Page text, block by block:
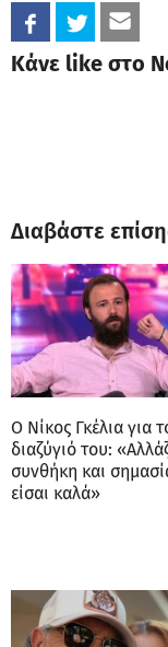
Κάνε like στο
Διαβάστε
Ο Νίκος Γκέλια για
διαζύγιό του:
συνθήκη και
είσαι καλά»